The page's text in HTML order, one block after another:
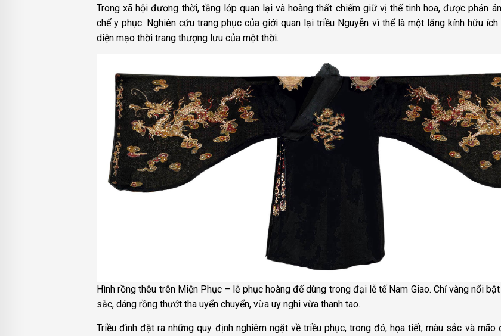
Trong xã hội đương thời, tầng lớp quan lại và hoàng thất chiếm giữ vị thế tinh hoa, được phản
chế y phục. Nghiên cứu trang phục của giới quan lại triều Nguyễn vì thế là một lăng kính hữu ích
diện mạo thời trang thượng lưu của một thời.
Hình rồng thêu trên Miện Phục – lễ phục hoàng đế dùng trong đại lễ tế Nam Giao. Chỉ vàng nổi
sắc, dáng rồng thướt tha uyển chuyển, vừa uy nghi vừa thanh tao.
Triều đình đặt ra những quy định nghiêm ngặt về triều phục, trong đó, họa tiết, màu sắc và mão